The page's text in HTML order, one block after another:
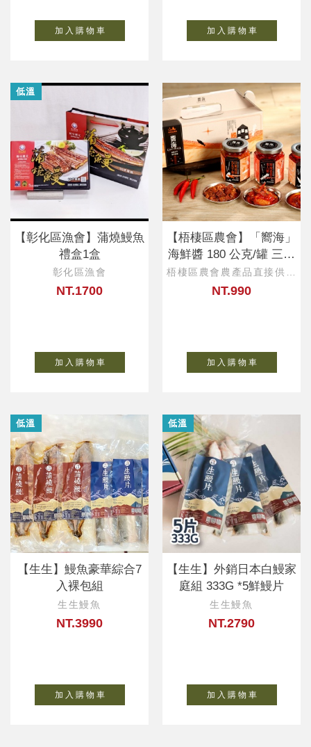
加 入 購 物 車 加 入 購 物 車
低溫
【彰化區漁會】蒲燒鰻魚
禮盒1盒
彰化區漁會
NT.1700
加 入 購 物 車
【梧棲區農會】「嚮海」
海鮮醬 180 公克/罐 三入
禮盒
梧棲區農會農產品直接供應
中心
NT.990
加 入 購 物 車
低溫
【生生】鰻魚豪華綜合7
入裸包組
生生鰻魚
NT.3990
加 入 購 物 車
低溫
【生生】外銷日本白鰻家
庭組 333G *5鮮鰻片
生生鰻魚
NT.2790
加 入 購 物 車